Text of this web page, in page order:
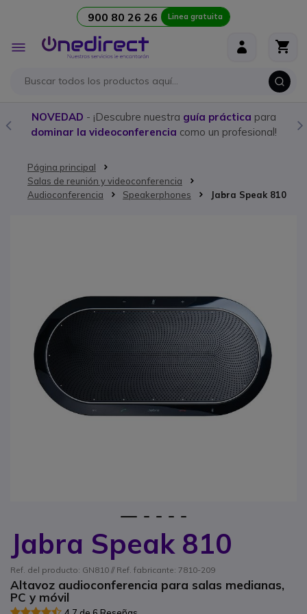
900 80 26 26 Linea gratuita
Toggle
Nav
para
Compra aquí losmejores Walkies con
programación personalizada
Página principal
Salas de reunión y videoconferencia
Audioconferencia
Speakerphones Jabra Speak 810
Jabra Speak 810
Ref. del producto: GN810 // Ref. fabricante: 7810-209
Altavoz audioconferencia para salas medianas,
PC y móvil
Saltar al comienzo de la galería de imágenes